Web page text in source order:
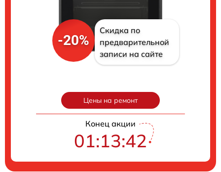
-20%
Скидка по
предварительной
записи на сайте
Цены на ремонт
Конец акции
01:13:41